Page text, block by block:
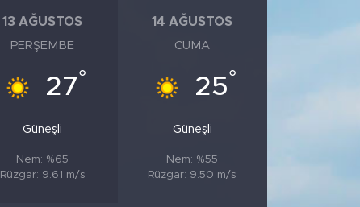
13 AĞUSTOS
PERŞEMBE
27°
Güneşli
Nem: %65
Rüzgar: 9.61 m/s
14 AĞUSTOS
CUMA
25°
Güneşli
Nem: %55
Rüzgar: 9.50 m/s